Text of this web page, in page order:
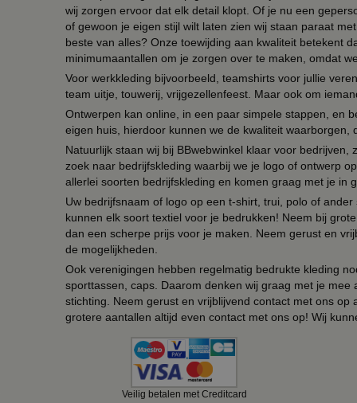
wij zorgen ervoor dat elk detail klopt. Of je nu een
of gewoon je eigen stijl wilt laten zien wij staan paraat
beste van alles? Onze toewijding aan kwaliteit betekent
minimumaantallen om je zorgen over te maken, omdat
Voor werkkleding bijvoorbeeld, teamshirts voor jullie
team uitje, touwerij, vrijgezellenfeest. Maar ook om
Ontwerpen kan online, in een paar simpele stappen, en
eigen huis, hierdoor kunnen we de kwaliteit
Natuurlijk staan wij bij BBwebwinkel klaar voor
zoek naar bedrijfskleding waarbij we je logo of ontwerp
allerlei soorten bedrijfskleding en komen graag met je in
Uw bedrijfsnaam of logo op een t-shirt, trui, polo of
kunnen elk soort textiel voor je bedrukken! Neem bij
dan een scherpe prijs voor je maken. Neem gerust en
de mogelijkheden.
Ook verenigingen hebben regelmatig bedrukte kleding
sporttassen, caps. Daarom denken wij graag met je
stichting. Neem gerust en vrijblijvend contact met ons
grotere aantallen altijd even contact met ons op! Wij
Veilig betalen met Creditcard